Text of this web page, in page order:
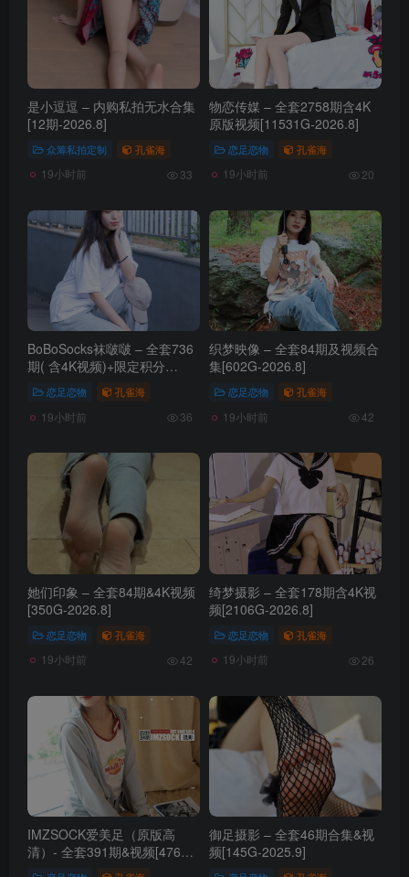
是小逗逗 – 内购私拍无水合集
[12期-2026.8]
众筹私拍定制 孔雀海
19小时前 33
物恋传媒 – 全套2758期含4K
原版视频[11531G-2026.8]
恋足恋物 孔雀海
19小时前 20
BoBoSocks袜啵啵 – 全套736
期( 含4K视频)+限定积分
[4711G-2026.8]
恋足恋物 孔雀海
19小时前 36
织梦映像 – 全套84期及视频合
集[602G-2026.8]
恋足恋物 孔雀海
19小时前 42
她们印象 – 全套84期&4K视频
[350G-2026.8]
恋足恋物 孔雀海
19小时前 42
绮梦摄影 – 全套178期含4K视
频[2106G-2026.8]
恋足恋物 孔雀海
19小时前 26
IMZSOCK爱美足（原版高
清）- 全套391期&视频[476G-
2026.8]
御足摄影 – 全套46期合集&视
频[145G-2025.9]